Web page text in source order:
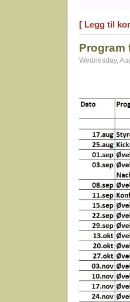
[ Legg til
Program
Wednesday,